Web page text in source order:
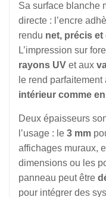
Sa surface blanche
directe : l’encre
rendu net, précis et
L’impression sur
rayons UV et aux
le rend
intérieur comme
Deux épaisseurs
l’usage : le 3 mm
affichages muraux,
dimensions ou les
panneau peut être
pour intégrer des